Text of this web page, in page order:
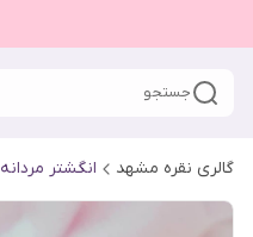
جستجو
گالری نقره مشهد انگشتر مردانه